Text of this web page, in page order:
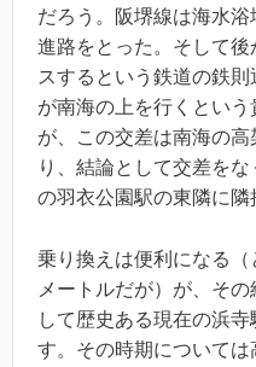
だろう。阪堺線は海水
進路をとった。そして
スするという鉄道の鉄
が南海の上を行くとい
が、この交差は南海の
り、結論として交差を
の羽衣公園駅の東隣に隣
乗り換えは便利になる
メートルだが）が、そ
して歴史ある現在の浜
す。その時期については